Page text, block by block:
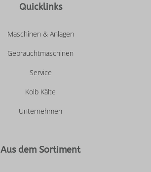
Quicklinks
Maschinen & Anlagen
Gebrauchtmaschinen
Service
Kolb Kälte
Unternehmen
Aus dem Sortiment